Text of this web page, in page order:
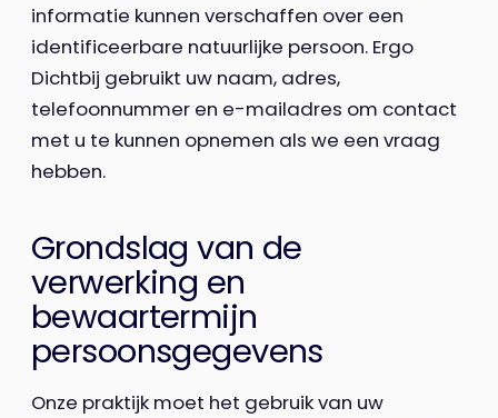
informatie kunnen verschaffen over een
identificeerbare natuurlijke persoon. Ergo
Dichtbij gebruikt uw naam, adres,
telefoonnummer en e-mailadres om contact
met u te kunnen opnemen als we een vraag
hebben.
Grondslag van de
verwerking en
bewaartermijn
persoonsgegevens
Onze praktijk moet het gebruik van uw